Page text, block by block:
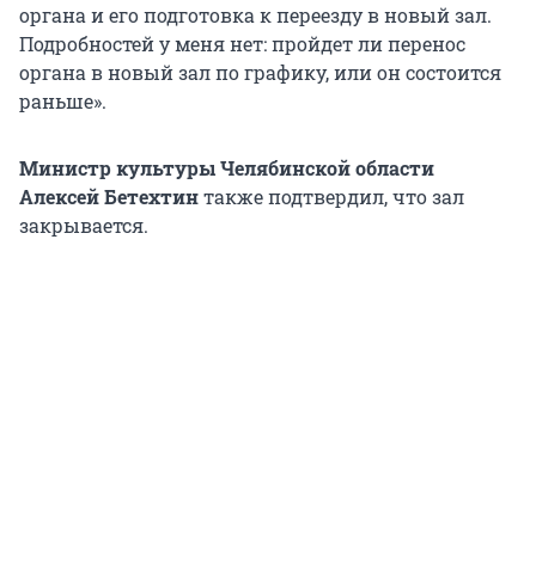
органа и его подготовка к переезду в новый зал.
Подробностей у меня нет: пройдет ли перенос
органа в новый зал по графику, или он состоится
раньше».
Министр культуры Челябинской области
Алексей Бетехтинтакже подтвердил, что зал
закрывается.